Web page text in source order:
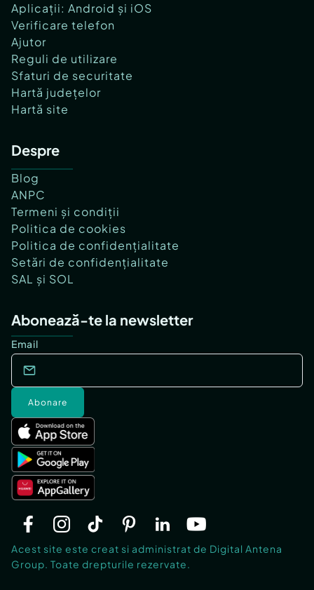
Aplicații: Android și iOS
Verificare telefon
Ajutor
Reguli de utilizare
Sfaturi de securitate
Hartă județelor
Hartă site
Despre
Blog
ANPC
Termeni și condiții
Politica de cookies
Politica de confidențialitate
Setări de confidențialitate
SAL și SOL
Abonează-te la newsletter
Email
Abonare
Acest site este creat si administrat de Digital Antena
Group. Toate drepturile rezervate.